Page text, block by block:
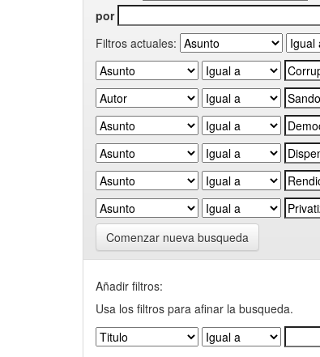
por
Filtros actuales:
Comenzar nueva busqueda
Añadir filtros:
Usa los filtros para afinar la busqueda.